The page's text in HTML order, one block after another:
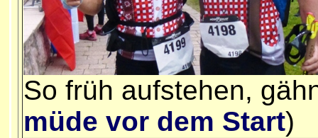
So früh aufstehen,
müde vor dem Start)